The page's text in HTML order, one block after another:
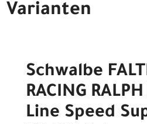
Varianten
Schwalbe
RACING
Line Speed